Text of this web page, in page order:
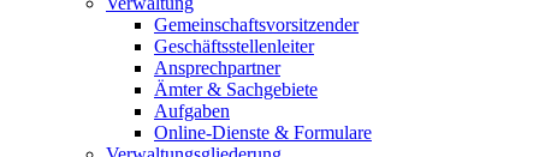
Gemeinschaftsvorsitzender
Geschäftsstellenleiter
Ansprechpartner
Ämter & Sachgebiete
Aufgaben
Online-Dienste & Formulare